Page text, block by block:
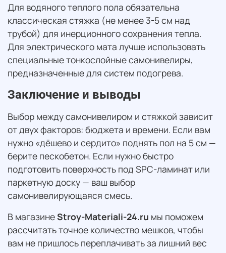
Для водяного теплого пола обязательна
классическая стяжка (не менее 3-5 см над
трубой) для инерционного сохранения тепла.
Для электрического мата лучше использовать
специальные тонкослойные самонивелиры,
предназначенные для систем подогрева.
Заключение и выводы
Выбор между самонивелиром и стяжкой зависит
от двух факторов: бюджета и времени. Если вам
нужно «дёшево и сердито» поднять пол на 5 см —
берите пескобетон. Если нужно быстро
подготовить поверхность под SPC-ламинат или
паркетную доску — ваш выбор
самонивелирующаяся смесь.
В магазинеStroy-Materiali-24.ru мы поможем
рассчитать точное количество мешков, чтобы
вам не пришлось переплачивать за лишний вес